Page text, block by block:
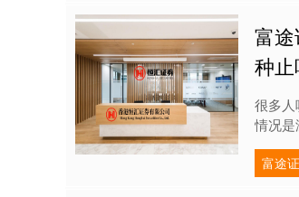
富
种
很多
情况
富途